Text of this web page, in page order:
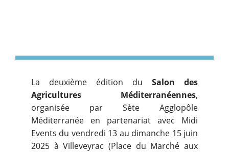
La deuxième édition du Salon des
Agricultures Méditerranéennes,
organisée par Sète Agglopôle
Méditerranée en partenariat avec Midi
Events du vendredi 13 au dimanche 15 juin
2025 à Villeveyrac (Place du Marché aux